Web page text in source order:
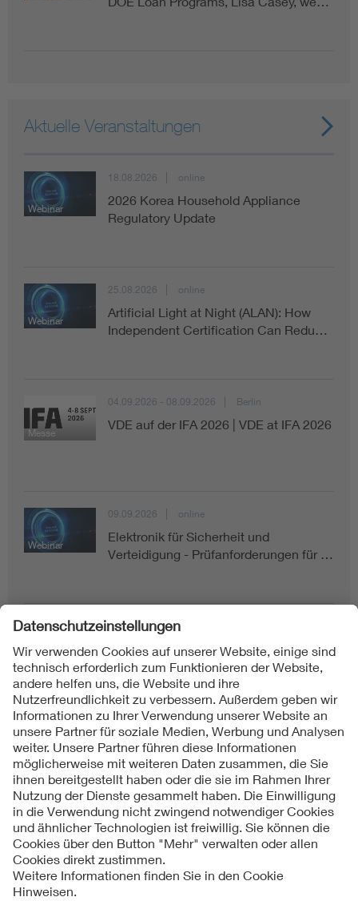
Aktuelle Veranstaltungen
Webinar
18.08.2026 online
2026 Korea Household Appliance
Regulatory Update
Webinar
25.08.2026 online
Artificial Light at Night (ALAN): How
Independent Certification Can Redu…
Messe
04.09.2026 - 08.09.2026 Berlin
VDE auf der IFA 2026 | VDE at IFA 2026
Webinar
09.09.2026 online
Elektronik für Sicherheit und
Verteidigung - Prüfanforderungen für …
Folgen Sie uns auf
Impressum
AGB